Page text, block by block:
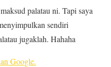
palatau ni. Tapi saya
sendiri
jugaklah. Hahaha
Google.